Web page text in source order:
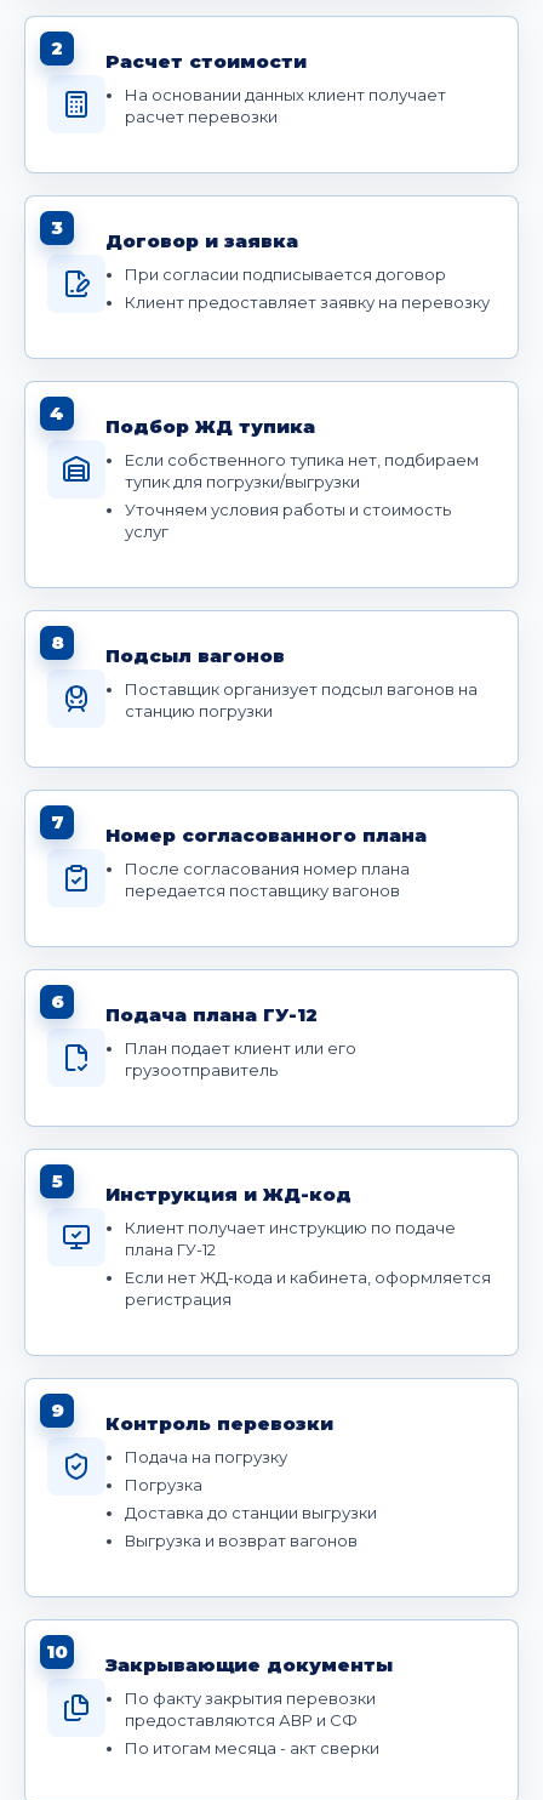
2
Расчет стоимости
На основании данных клиент получает
расчет перевозки
3
Договор и заявка
При согласии подписывается договор
Клиент предоставляет заявку на перевозку
4
Подбор ЖД тупика
Если собственного тупика нет, подбираем
тупик для погрузки/выгрузки
Уточняем условия работы и стоимость
услуг
8
Подсыл вагонов
Поставщик организует подсыл вагонов на
станцию погрузки
7
Номер согласованного плана
После согласования номер плана
передается поставщику вагонов
6
Подача плана ГУ-12
План подает клиент или его
грузоотправитель
5
Инструкция и ЖД-код
Клиент получает инструкцию по подаче
плана ГУ-12
Если нет ЖД-кода и кабинета, оформляется
регистрация
9
Контроль перевозки
Подача на погрузку
Погрузка
Доставка до станции выгрузки
Выгрузка и возврат вагонов
10
Закрывающие документы
По факту закрытия перевозки
предоставляются АВР и СФ
По итогам месяца - акт сверки